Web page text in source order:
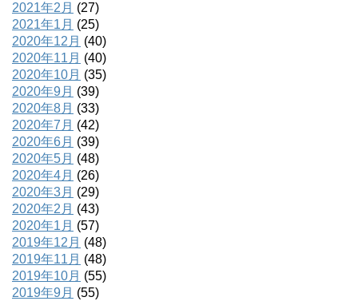
2021年2月 (27)
2021年1月 (25)
2020年12月 (40)
2020年11月 (40)
2020年10月 (35)
2020年9月 (39)
2020年8月 (33)
2020年7月 (42)
2020年6月 (39)
2020年5月 (48)
2020年4月 (26)
2020年3月 (29)
2020年2月 (43)
2020年1月 (57)
2019年12月 (48)
2019年11月 (48)
2019年10月 (55)
2019年9月 (55)